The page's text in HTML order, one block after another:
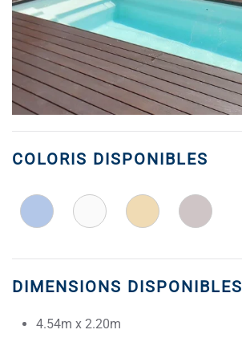
COLORIS DISPONIBLES
DIMENSIONS DISPONIBLES
4.54m x 2.20m